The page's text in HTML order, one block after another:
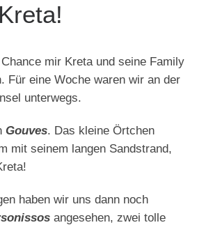
mir Kreta und seine Family
Für eine Woche waren wir an der
unterwegs.
Gouves. Das kleine Örtchen
mit seinem langen Sandstrand,
haben wir uns dann noch
angesehen, zwei tolle